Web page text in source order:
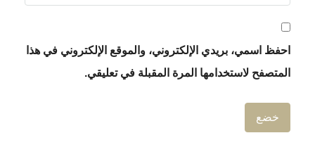
احفظ اسمي، بريدي الإلكتروني، والموقع الإلكتروني في هذا
المتصفح لاستخدامها المرة المقبلة في تعليقي.